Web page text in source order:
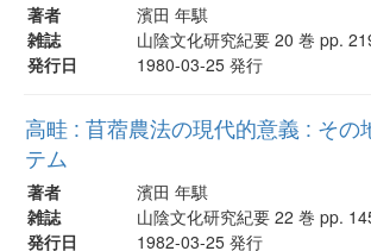
著者
濱田 年騏
雑誌
山陰文化研究紀要 20 巻 pp.
発行日
1980-03-25 発行
高畦 : 苜蓿農法の現代的意義 : その
テム
著者
濱田 年騏
雑誌
山陰文化研究紀要 22 巻 pp.
発行日
1982-03-25 発行